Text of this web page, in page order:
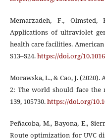
Memarzadeh, F.,
Applications of ultraviolet
health care facilities.
S13–S24.https://doi.org/
Morawska, L., & Cao, J.
2: The world should face
139, 105730.https://doi.org/
Peñacoba, M., Bayona, E.,
Route optimization for UVC